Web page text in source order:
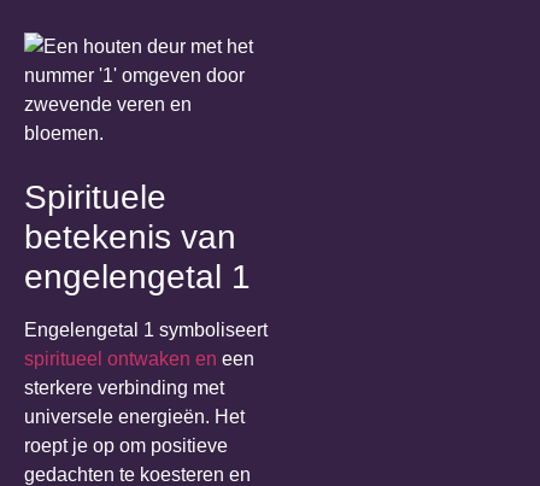
Spirituele
betekenis van
engelengetal 1
Engelengetal 1 symboliseert
spiritueel ontwaken en een
sterkere verbinding met
universele energieën. Het
roept je op om positieve
gedachten te koesteren en